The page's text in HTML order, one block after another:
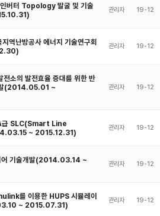
버터 Topology 발굴 및 기술
관리자 19-12
역난방공사 에너지 기술연구회
관리자 19-12
소의 발전효율 증대를 위한 반
발(2014.05.01 ~
관리자 19-12
SLC(Smart Line
~ 2015.12.31)
관리자 19-12
어 기술개발(2014.03.14 ~
관리자 19-12
를 이용한 HUPS 시뮬레이
~ 2015.07.31)
관리자 19-12